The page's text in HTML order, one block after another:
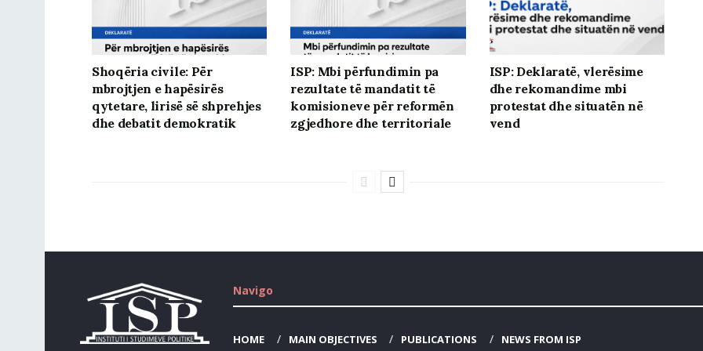
Shoqëria civile: Për
mbrojtjen e hapësirës
qytetare, lirisë së shprehjes
dhe debatit demokratik
ISP: Mbi përfundimin pa
rezultate të mandatit të
komisioneve për reformën
zgjedhore dhe territoriale
ISP: Deklaratë, vlerësime
dhe rekomandime mbi
protestat dhe situatën në
vend
Navigo
HOME MAIN OBJECTIVES PUBLICATIONS NEWS FROM ISP